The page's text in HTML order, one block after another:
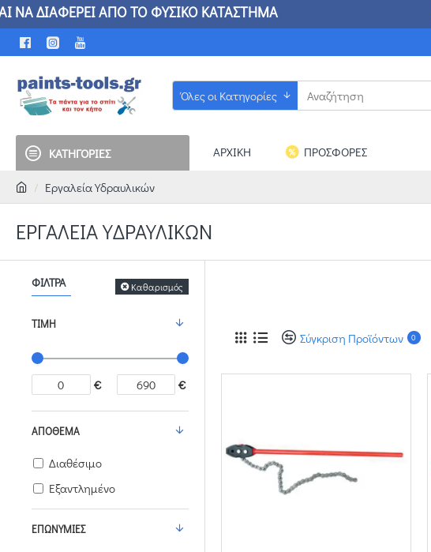
ΤΟ ΦΥΣΙΚΟ ΚΑΤΑΣΤΗΜΑ ΕΔΩ ΒΡΙΣΚΕΤΕ ΟΛΑ ΤΑ
Όλες οι Κατηγορίες
ΚΑΤΗΓΟΡΙΕΣ ΑΡΧΙΚΗ ΠΡΟΣΦΟΡΕΣ
Εργαλεία Υδραυλικών
ΕΡΓΑΛΕΊΑ ΥΔΡΑΥΛΙΚΏΝ
ΦΊΛΤΡΑ Καθαρισμός
ΤΙΜΉ
€ €
ΕΠΩΝΥΜΊΕΣ
ΑΠΌΘΕΜΑ
Διαθέσιμο
Εξαντλημένο
Σύγκριση Προϊόντων 0